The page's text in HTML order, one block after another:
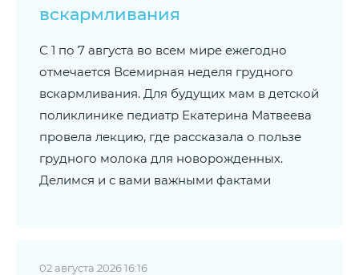
вскармливания
С 1 по 7 августа во всем мире ежегодно
отмечается Всемирная неделя грудного
вскармливания. Для будущих мам в детской
поликлинике педиатр Екатерина Матвеева
провела лекцию, где рассказала о пользе
грудного молока для новорожденных.
Делимся и с вами важными фактами
02 августа 2026 16:16